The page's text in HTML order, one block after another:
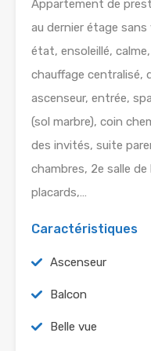
Appartement de
au dernier étage
état, ensoleillé,
chauffage centralisé,
ascenseur, entrée,
(sol marbre), coin
des invités, suite
chambres, 2e salle
placards,…
Caractéristiques
Ascenseur
Balcon
Belle vue